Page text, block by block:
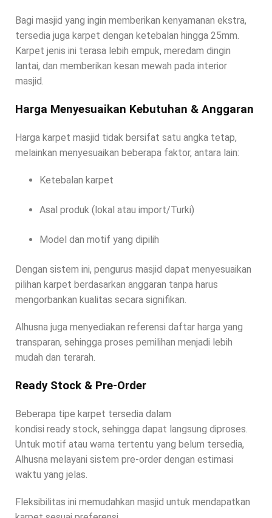
Bagi masjid yang ingin memberikan kenyamanan ekstra,
tersedia juga karpet dengan ketebalan hingga 25mm.
Karpet jenis ini terasa lebih empuk, meredam dingin
lantai, dan memberikan kesan mewah pada interior
masjid.
Harga Menyesuaikan Kebutuhan & Anggaran
Harga karpet masjid tidak bersifat satu angka tetap,
melainkan menyesuaikan beberapa faktor, antara lain:
Ketebalan karpet
Asal produk (lokal atau import/Turki)
Model dan motif yang dipilih
Dengan sistem ini, pengurus masjid dapat menyesuaikan
pilihan karpet berdasarkan anggaran tanpa harus
mengorbankan kualitas secara signifikan.
Alhusna juga menyediakan referensi daftar harga yang
transparan, sehingga proses pemilihan menjadi lebih
mudah dan terarah.
Ready Stock & Pre-Order
Beberapa tipe karpet tersedia dalam
kondisi ready stock, sehingga dapat langsung diproses.
Untuk motif atau warna tertentu yang belum tersedia,
Alhusna melayani sistem pre-order dengan estimasi
waktu yang jelas.
Fleksibilitas ini memudahkan masjid untuk mendapatkan